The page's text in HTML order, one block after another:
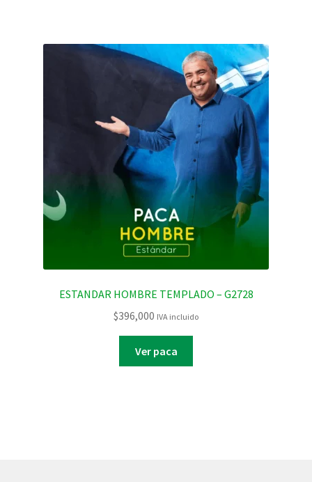
ESTANDAR HOMBRE TEMPLADO – G2728
$396,000 IVA incluido
Ver paca